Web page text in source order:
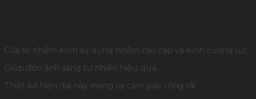
Cửa sổ nhôm kính sử dụng nhôm cao cấp và kính cường lực:
Giúp đón ánh sáng tự nhiên hiệu quả.
Thiết kế hiện đại này mang lại cảm giác rộng rãi